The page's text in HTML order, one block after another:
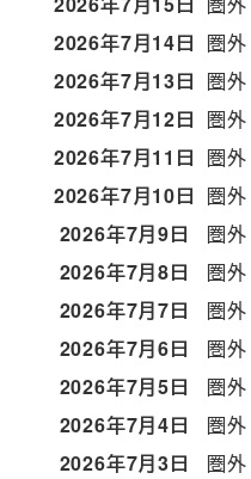
2026年7月14日 圏外
2026年7月13日 圏外
2026年7月12日 圏外
2026年7月11日 圏外
2026年7月10日 圏外
2026年7月9日
圏外
2026年7月8日
圏外
2026年7月7日
圏外
2026年7月6日
圏外
2026年7月5日
圏外
2026年7月4日
圏外
2026年7月3日
圏外